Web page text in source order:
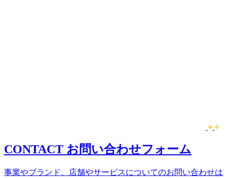
CONTACT お問い合わせフォーム
事業やブランド、店舗やサービスについてのお問い合わせは